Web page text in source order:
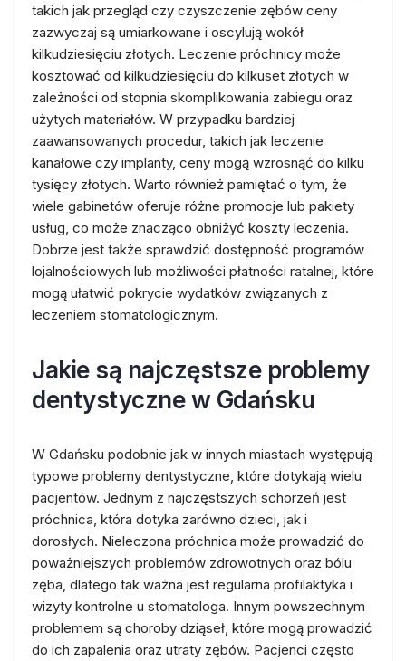
takich jak przegląd czy czyszczenie zębów ceny
zazwyczaj są umiarkowane i oscylują wokół
kilkudziesięciu złotych. Leczenie próchnicy może
kosztować od kilkudziesięciu do kilkuset złotych w
zależności od stopnia skomplikowania zabiegu oraz
użytych materiałów. W przypadku bardziej
zaawansowanych procedur, takich jak leczenie
kanałowe czy implanty, ceny mogą wzrosnąć do kilku
tysięcy złotych. Warto również pamiętać o tym, że
wiele gabinetów oferuje różne promocje lub pakiety
usług, co może znacząco obniżyć koszty leczenia.
Dobrze jest także sprawdzić dostępność programów
lojalnościowych lub możliwości płatności ratalnej, które
mogą ułatwić pokrycie wydatków związanych z
leczeniem stomatologicznym.
Jakie są najczęstsze problemy
dentystyczne w Gdańsku
W Gdańsku podobnie jak w innych miastach występują
typowe problemy dentystyczne, które dotykają wielu
pacjentów. Jednym z najczęstszych schorzeń jest
próchnica, która dotyka zarówno dzieci, jak i
dorosłych. Nieleczona próchnica może prowadzić do
poważniejszych problemów zdrowotnych oraz bólu
zęba, dlatego tak ważna jest regularna profilaktyka i
wizyty kontrolne u stomatologa. Innym powszechnym
problemem są choroby dziąseł, które mogą prowadzić
do ich zapalenia oraz utraty zębów. Pacjenci często